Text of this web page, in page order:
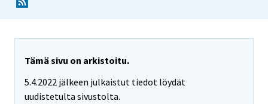
Tämä sivu on arkistoitu.
5.4.2022 jälkeen julkaistut tiedot löydät
uudistetulta sivustolta.